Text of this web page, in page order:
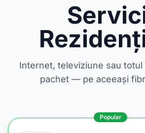
Internet, televiziune sau
pachet — pe aceeași
Popular